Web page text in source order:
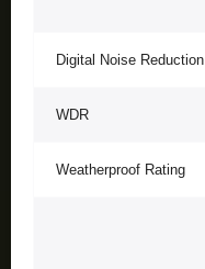
Digital Noise Reduction
WDR
Weatherproof Rating